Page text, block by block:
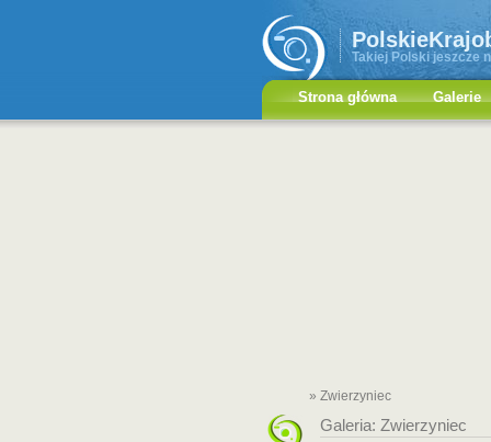
Takiej Polski jeszcze
Strona główna Galerie
» Zwierzyniec
Galeria: Zwierzyniec